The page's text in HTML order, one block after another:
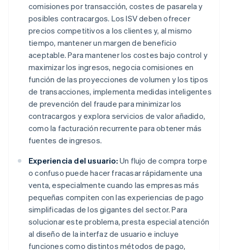
comisiones por transacción, costes de pasarela y
posibles contracargos. Los ISV deben ofrecer
precios competitivos a los clientes y, al mismo
tiempo, mantener un margen de beneficio
aceptable. Para mantener los costes bajo control y
maximizar los ingresos, negocia comisiones en
función de las proyecciones de volumen y los tipos
de transacciones, implementa medidas inteligentes
de prevención del fraude para minimizar los
contracargos y explora servicios de valor añadido,
como la facturación recurrente para obtener más
fuentes de ingresos.
Experiencia del usuario: Un flujo de compra torpe
o confuso puede hacer fracasar rápidamente una
venta, especialmente cuando las empresas más
pequeñas compiten con las experiencias de pago
simplificadas de los gigantes del sector. Para
solucionar este problema, presta especial atención
al diseño de la interfaz de usuario e incluye
funciones como distintos métodos de pago,